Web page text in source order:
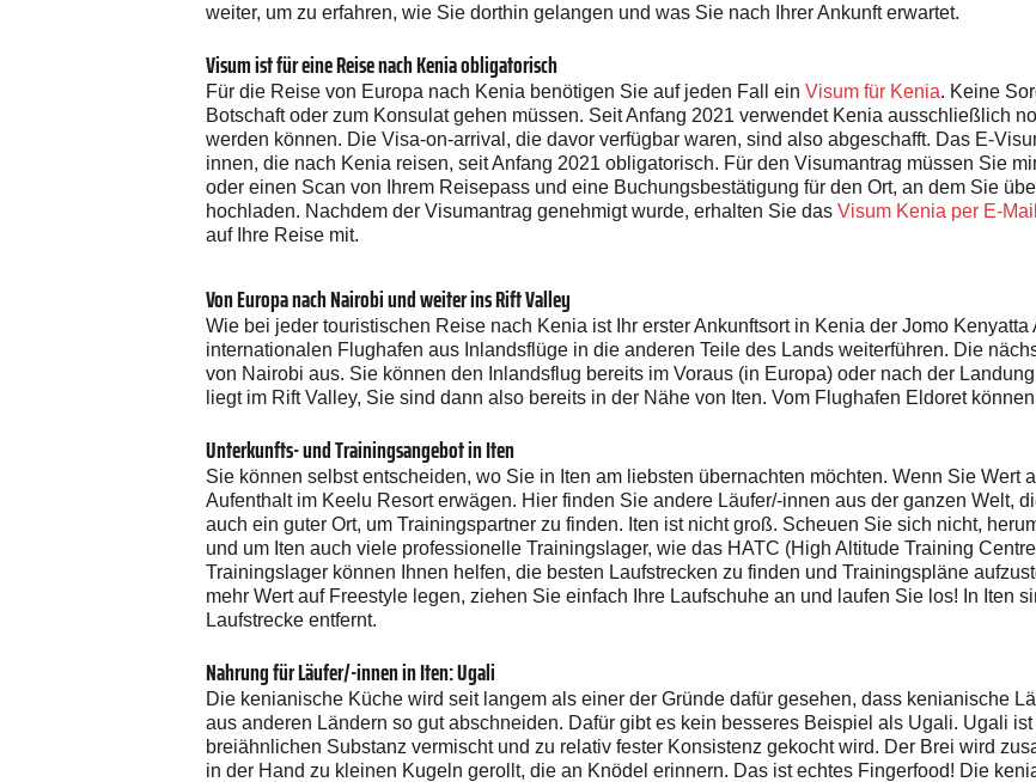
weiter, um zu erfahren, wie Sie dorthin gelangen und was Sie nach Ihrer Ankunft erwartet.
Visum ist für eine Reise nach Kenia obligatorisch
Für die Reise von Europa nach Kenia benötigen Sie auf jeden Fall ein Visum für Kenia. Keine
Botschaft oder zum Konsulat gehen müssen. Seit Anfang 2021 verwendet Kenia ausschließlich
werden können. Die Visa-on-arrival, die davor verfügbar waren, sind also abgeschafft. Das E-
innen, die nach Kenia reisen, seit Anfang 2021 obligatorisch. Für den Visumantrag müssen Sie
oder einen Scan von Ihrem Reisepass und eine Buchungsbestätigung für den Ort, an dem Sie
hochladen. Nachdem der Visumantrag genehmigt wurde, erhalten Sie das Visum Kenia per E-Mail
auf Ihre Reise mit.
Von Europa nach Nairobi und weiter ins Rift Valley
Wie bei jeder touristischen Reise nach Kenia ist Ihr erster Ankunftsort in Kenia der Jomo
internationalen Flughafen aus Inlandsflüge in die anderen Teile des Lands weiterführen. Die
von Nairobi aus. Sie können den Inlandsflug bereits im Voraus (in Europa) oder nach der
liegt im Rift Valley, Sie sind dann also bereits in der Nähe von Iten. Vom Flughafen Eldoret
Unterkunfts- und Trainingsangebot in Iten
Sie können selbst entscheiden, wo Sie in Iten am liebsten übernachten möchten. Wenn Sie Wert
Aufenthalt im Keelu Resort erwägen. Hier finden Sie andere Läufer/-innen aus der ganzen Welt,
auch ein guter Ort, um Trainingspartner zu finden. Iten ist nicht groß. Scheuen Sie sich nicht,
und um Iten auch viele professionelle Trainingslager, wie das HATC (High Altitude Training
Trainingslager können Ihnen helfen, die besten Laufstrecken zu finden und Trainingspläne
mehr Wert auf Freestyle legen, ziehen Sie einfach Ihre Laufschuhe an und laufen Sie los! In Iten
Laufstrecke entfernt.
Nahrung für Läufer/-innen in Iten: Ugali
Die kenianische Küche wird seit langem als einer der Gründe dafür gesehen, dass kenianische
aus anderen Ländern so gut abschneiden. Dafür gibt es kein besseres Beispiel als Ugali. Ugali
breiähnlichen Substanz vermischt und zu relativ fester Konsistenz gekocht wird. Der Brei wird
in der Hand zu kleinen Kugeln gerollt, die an Knödel erinnern. Das ist echtes Fingerfood! Die